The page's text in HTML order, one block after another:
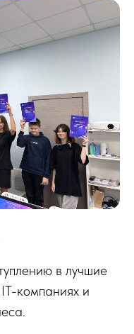
в лучшие
компаниях и